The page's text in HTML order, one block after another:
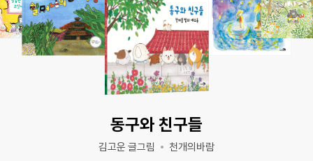
우리 사이에는 : 양과 늑대의 이야기
신순재 글/조미자 그림
천개의바람